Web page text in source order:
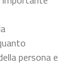
persona e